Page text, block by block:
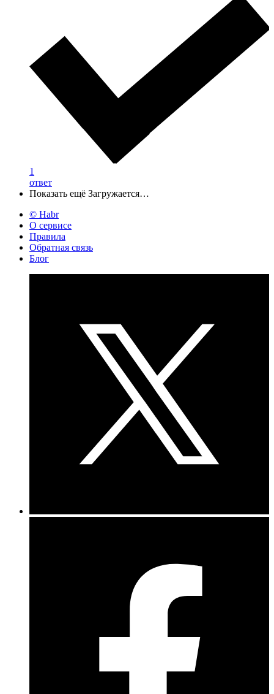
1
ответ
Показать ещё Загружается…
© Habr
О сервисе
Правила
Обратная связь
Блог